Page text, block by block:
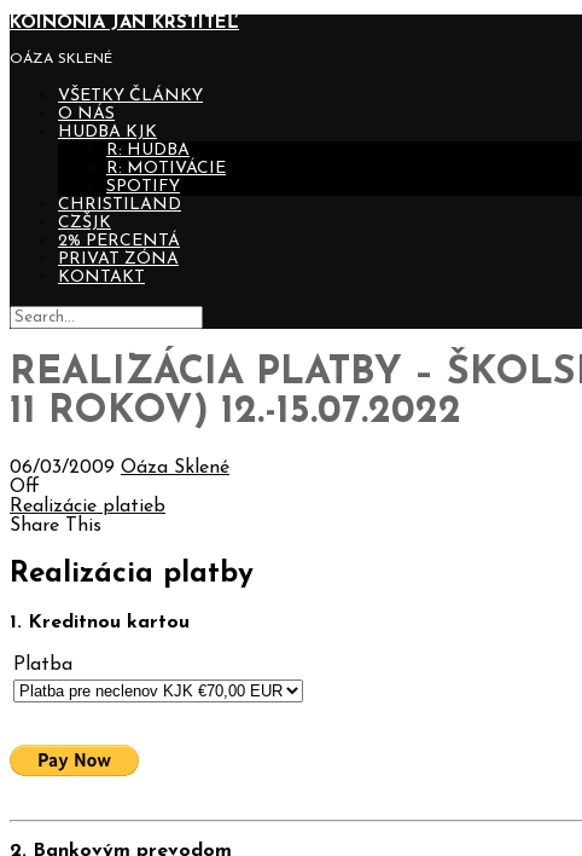
KOINONIA JÁN KRSTITEĽ
OÁZA SKLENÉ
VŠETKY ČLÁNKY
O NÁS
HUDBA KJK
R: HUDBA
R: MOTIVÁCIE
SPOTIFY
CHRISTILAND
CZŠJK
2% PERCENTÁ
PRIVAT ZÓNA
KONTAKT
REALIZÁCIA PLATBY –
11 ROKOV) 12.-15.07.2022
06/03/2009 Oáza Sklené
Off
Realizácie platieb
Share This
Realizácia platby
1. Kreditnou kartou
Platba
2. Bankovým prevodom